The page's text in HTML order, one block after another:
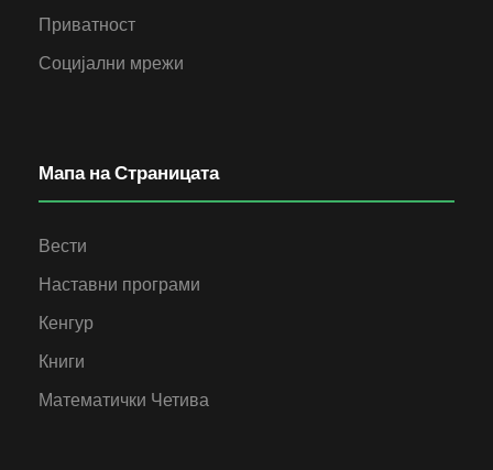
Приватност
Социјални мрежи
Мапа на Страницата
Вести
Наставни програми
Кенгур
Книги
Математички Четива